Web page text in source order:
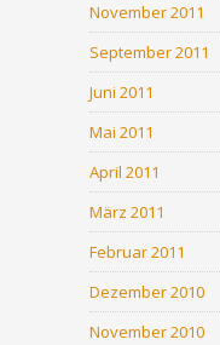
November 2011
September 2011
Juni 2011
Mai 2011
April 2011
März 2011
Februar 2011
Dezember 2010
November 2010